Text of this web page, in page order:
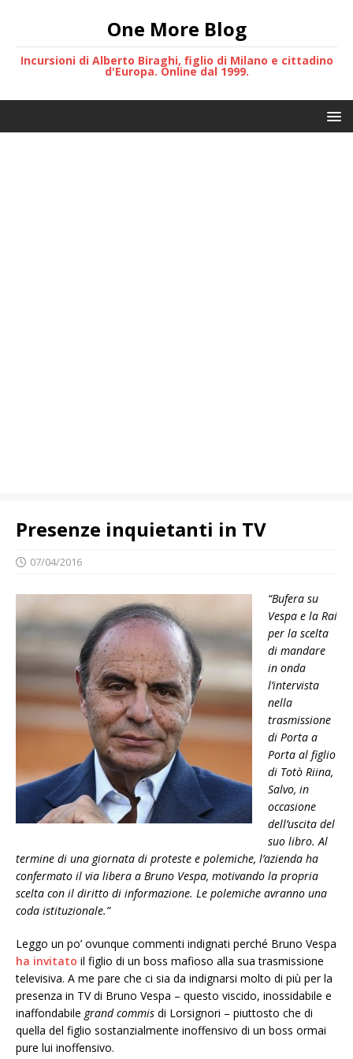
One More Blog
Incursioni di Alberto Biraghi, figlio di Milano e cittadino
d'Europa. Online dal 1999.
Presenze inquietanti in TV
07/04/2016
“Bufera su
Vespa e la Rai
per la scelta
di mandare
in onda
l’intervista
nella
trasmissione
di Porta a
Porta al figlio
di Totò Riina,
Salvo, in
occasione
dell’uscita del
suo libro. Al
termine di una giornata di proteste e polemiche, l’azienda ha
confermato il via libera a Bruno Vespa, motivando la propria
scelta con il diritto di informazione. Le polemiche avranno una
coda istituzionale.”
Leggo un po’ ovunque commenti indignati perché Bruno Vespa
ha invitato il figlio di un boss mafioso alla sua trasmissione
televisiva. A me pare che ci sia da indignarsi molto di più per la
presenza in TV di Bruno Vespa – questo viscido, inossidabile e
inaffondabile grand commis di Lorsignori – piuttosto che di
quella del figlio sostanzialmente inoffensivo di un boss ormai
pure lui inoffensivo.